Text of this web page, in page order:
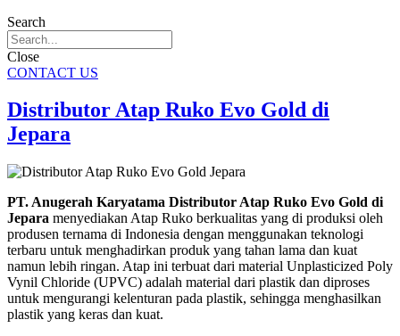
Search
Close
CONTACT US
Distributor Atap Ruko Evo Gold di
Jepara
PT. Anugerah Karyatama Distributor Atap Ruko Evo Gold di
Jepara menyediakan Atap Ruko berkualitas yang di produksi oleh
produsen ternama di Indonesia dengan menggunakan teknologi
terbaru untuk menghadirkan produk yang tahan lama dan kuat
namun lebih ringan. Atap ini terbuat dari material Unplasticized Poly
Vynil Chloride (UPVC) adalah material dari plastik dan diproses
untuk mengurangi kelenturan pada plastik, sehingga menghasilkan
plastik yang keras dan kuat.